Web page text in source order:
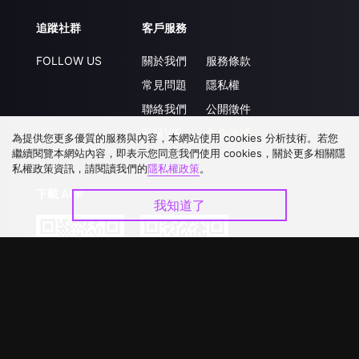
追蹤社群
FOLLOW US
客戶服務
關於我們
常見問題
聯絡我們
升級VIP
服務條款
隱私權
公開徵件
合作洽談
下載 APP
為提供您更多優質的服務與內容，本網站使用 cookies 分析技術。若您
繼續閱覽本網站內容，即表示您同意我們使用 cookies，關於更多相關隱
私權政策資訊，請閱讀我們的隱私權政策。
我知道了